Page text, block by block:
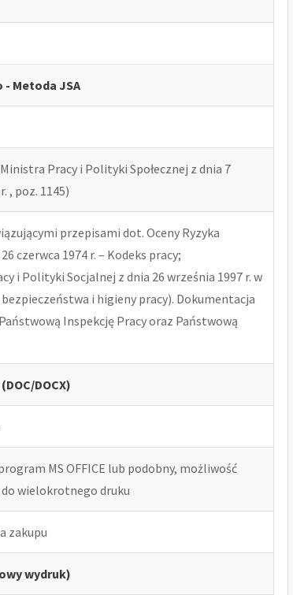
Metoda JSA
Pracy i Polityki Społecznej z dnia 7
, poz. 1145)
przepisami dot. Oceny Ryzyka
czerwca 1974 r. – Kodeks pracy;
i Polityki Socjalnej z dnia 26 września 1997 r. w
i higieny pracy). Dokumentacja
Inspekcję Pracy oraz Państwową
DOCX)
MS OFFICE lub podobny, możliwość
wielokrotnego druku
zakupu
wydruk)